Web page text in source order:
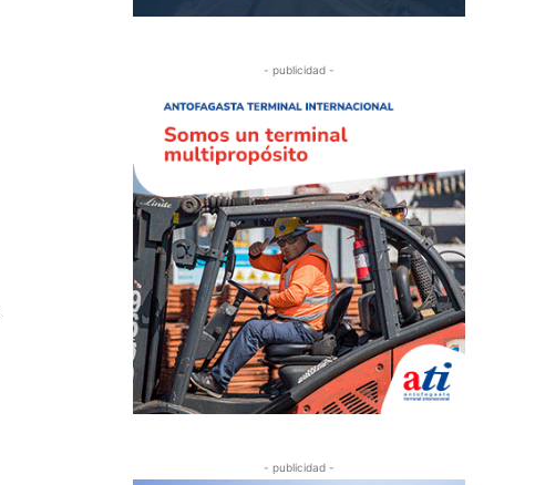
- publicidad -
- publicidad -